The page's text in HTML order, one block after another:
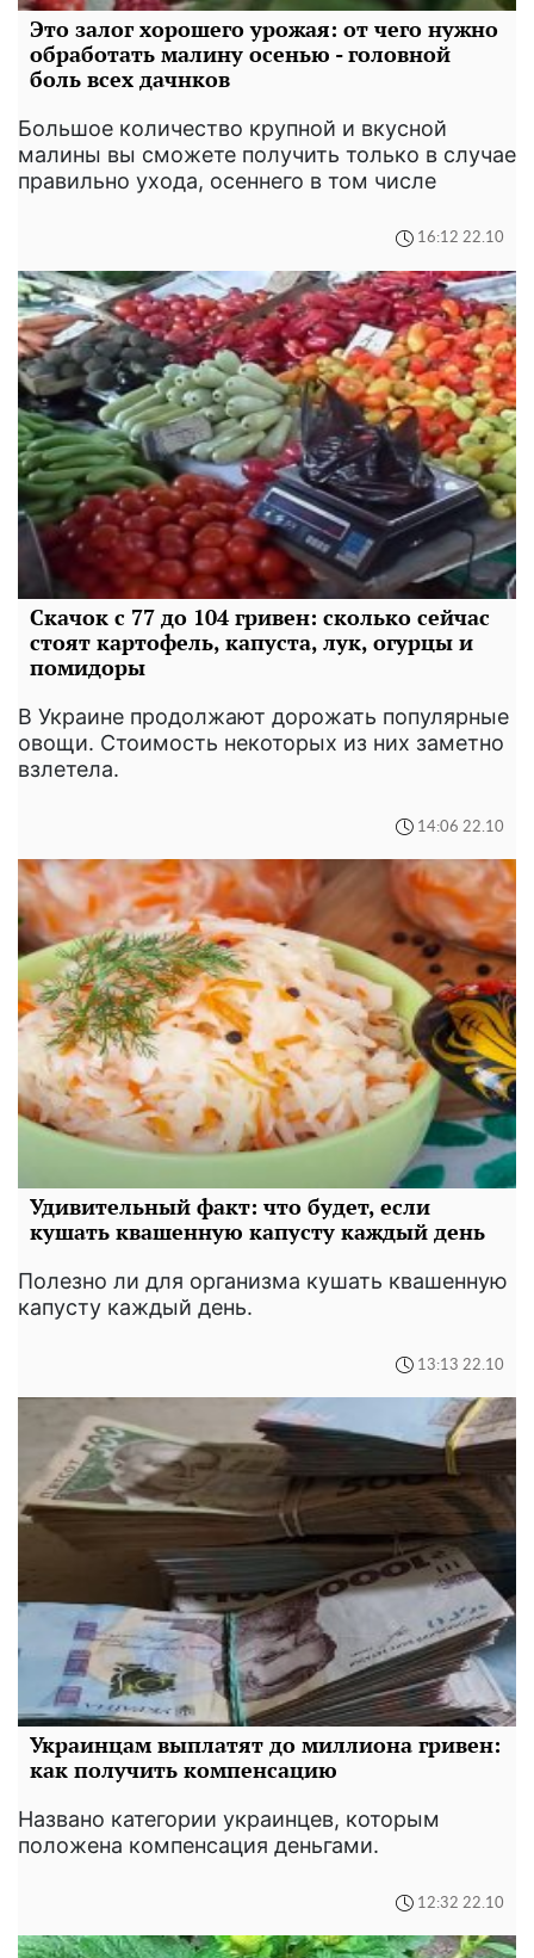
Это залог хорошего урожая: от чего нужно
обработать малину осенью - головной
боль всех дачнков
Большое количество крупной и вкусной
малины вы сможете получить только в случае
правильно ухода, осеннего в том числе
16:12 22.10
Скачок с 77 до 104 гривен: сколько сейчас
стоят картофель, капуста, лук, огурцы и
помидоры
В Украине продолжают дорожать популярные
овощи. Стоимость некоторых из них заметно
взлетела.
14:06 22.10
Удивительный факт: что будет, если
кушать квашенную капусту каждый день
Полезно ли для организма кушать квашенную
капусту каждый день.
13:13 22.10
Украинцам выплатят до миллиона гривен:
как получить компенсацию
Названо категории украинцев, которым
положена компенсация деньгами.
12:32 22.10